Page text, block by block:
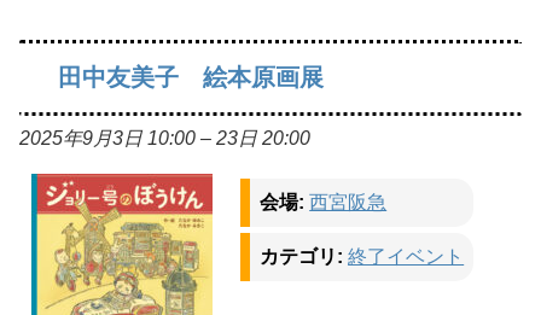
田中友美子 絵本原画展
2025年9月3日 10:00 – 23日 20:00
会場: 西宮阪急
カテゴリ: 終了イベント